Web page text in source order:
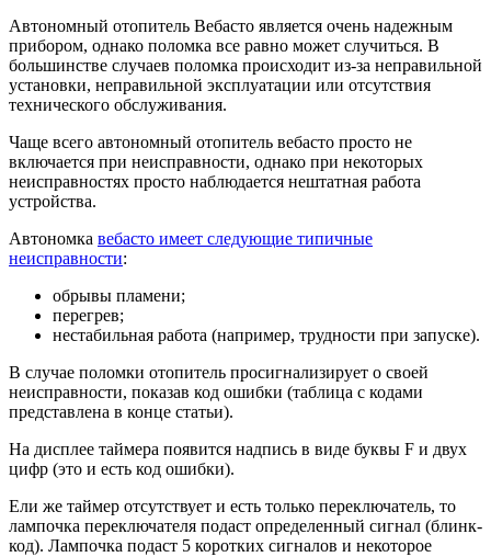
Автономный отопитель Вебасто является очень надежным
прибором, однако поломка все равно может случиться. В
большинстве случаев поломка происходит из-за неправильной
установки, неправильной эксплуатации или отсутствия
технического обслуживания.
Чаще всего автономный отопитель вебасто просто не
включается при неисправности, однако при некоторых
неисправностях просто наблюдается нештатная работа
устройства.
Автономка вебасто имеет следующие типичные
неисправности:
обрывы пламени;
перегрев;
нестабильная работа (например, трудности при запуске).
В случае поломки отопитель просигнализирует о своей
неисправности, показав код ошибки (таблица с кодами
представлена в конце статьи).
На дисплее таймера появится надпись в виде буквы F и двух
цифр (это и есть код ошибки).
Ели же таймер отсутствует и есть только переключатель, то
лампочка переключателя подаст определенный сигнал (блинк-
код). Лампочка подаст 5 коротких сигналов и некоторое